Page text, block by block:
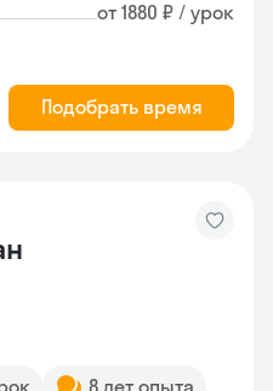
от 1880 ₽ / урок
Подобрать время
8 лет опыта